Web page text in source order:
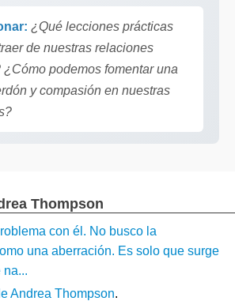
¿Qué lecciones prácticas
de nuestras relaciones
podemos fomentar una
y compasión en nuestras
Thompson
con él. No busco la
una aberración. Es solo que surge
na...
Andrea Thompson.